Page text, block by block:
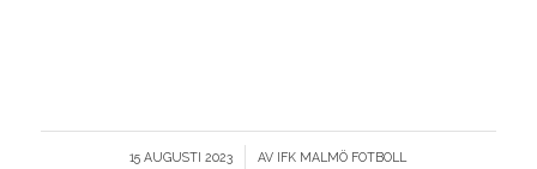
15 AUGUSTI 2023
/ AV IFK MALMÖ FOTBOLL